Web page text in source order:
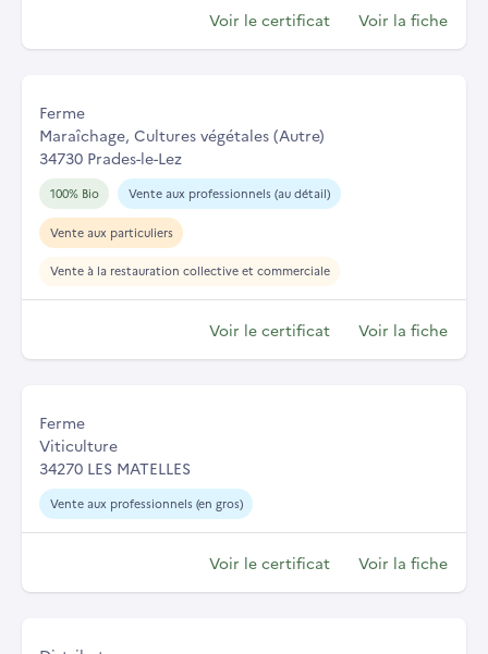
Voir le certificat Voir la fiche
Ferme
Maraîchage, Cultures végétales (Autre)
34730 Prades-le-Lez
100% Bio Vente aux professionnels (au détail)
Vente aux particuliers
Vente à la restauration collective et commerciale
Voir le certificat Voir la fiche
Ferme
Viticulture
34270 LES MATELLES
Vente aux professionnels (en gros)
Voir le certificat Voir la fiche